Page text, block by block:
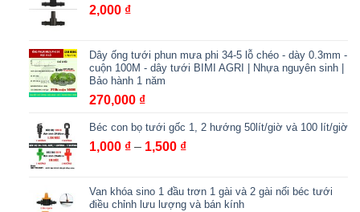
2,000 ₫
Dây ống tưới phun mưa phi 34-5 lỗ chéo - dày 0.3mm -
cuộn 100M - dây tưới BIMI AGRI | Nhựa nguyên sinh |
Bảo hành 1 năm
270,000 ₫
Béc con bọ tưới gốc 1, 2 hướng 50lít/giờ và 100 lít/giờ
1,000 ₫ – 1,500 ₫Khoảng
1,000 ₫
Van khóa sino 1 đầu trơn 1 gài và 2 gài nối béc tưới
điều chỉnh lưu lượng và bán kính